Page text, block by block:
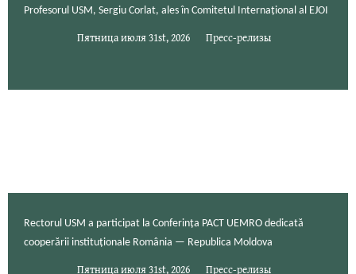
Profesorul USM, Sergiu Corlat, ales în Comitetul Internațional al EJOI
Пятница июля 31st, 2026 Пресс-релизы
Rectorul USM a participat la Conferința PACT UEMRO dedicată
cooperării instituționale România — Republica Moldova
Пятница июля 31st, 2026 Пресс-релизы